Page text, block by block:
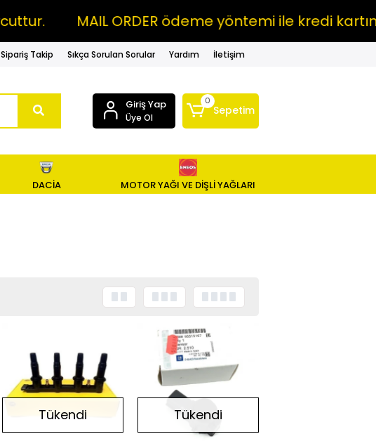
MAIL ORDER ödeme yöntemi ile kredi kartına
Sipariş Takip Sıkça Sorulan Sorular Yardım İletişim
Giriş Yap
Üye Ol
0
Sepetim
DACİA MOTOR YAĞI VE DİŞLİ YAĞLARI
Tükendi Tükendi